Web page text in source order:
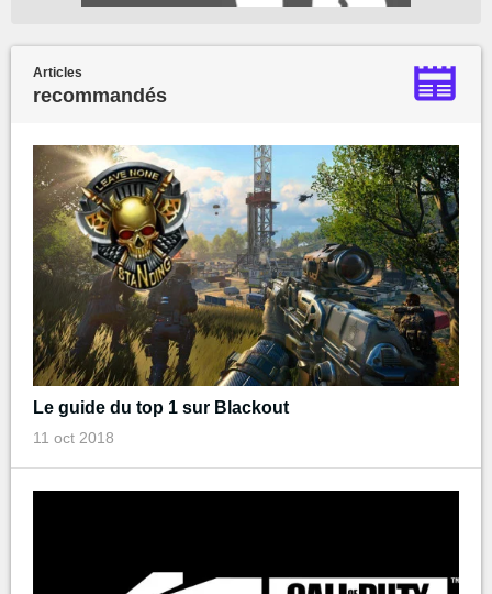
Articles
recommandés
Le guide du top 1 sur Blackout
11 oct 2018